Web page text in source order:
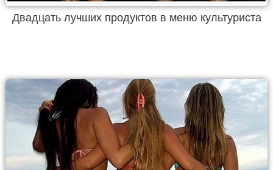
Двадцать лучших продуктов в меню культуриста